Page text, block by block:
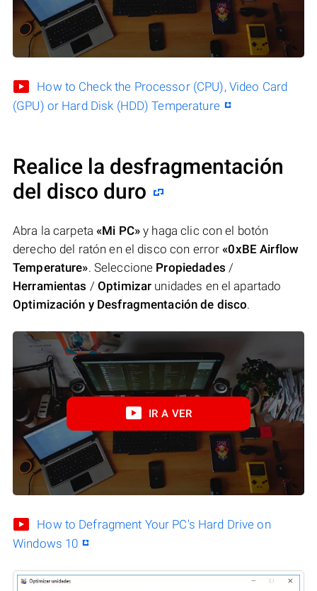
How to Check the Processor (CPU), Video Card
(GPU) or Hard Disk (HDD) Temperature
Realice la desfragmentación
del disco duro
Abra la carpeta«Mi PC» y haga clic con el botón
derecho del ratón en el disco con error«0xBE Airflow
Temperature». Seleccione Propiedades /
Herramientas /Optimizar unidades en el apartado
Optimización y Desfragmentación de disco.
IR A VER
How to Defragment Your PC's Hard Drive on
Windows 10